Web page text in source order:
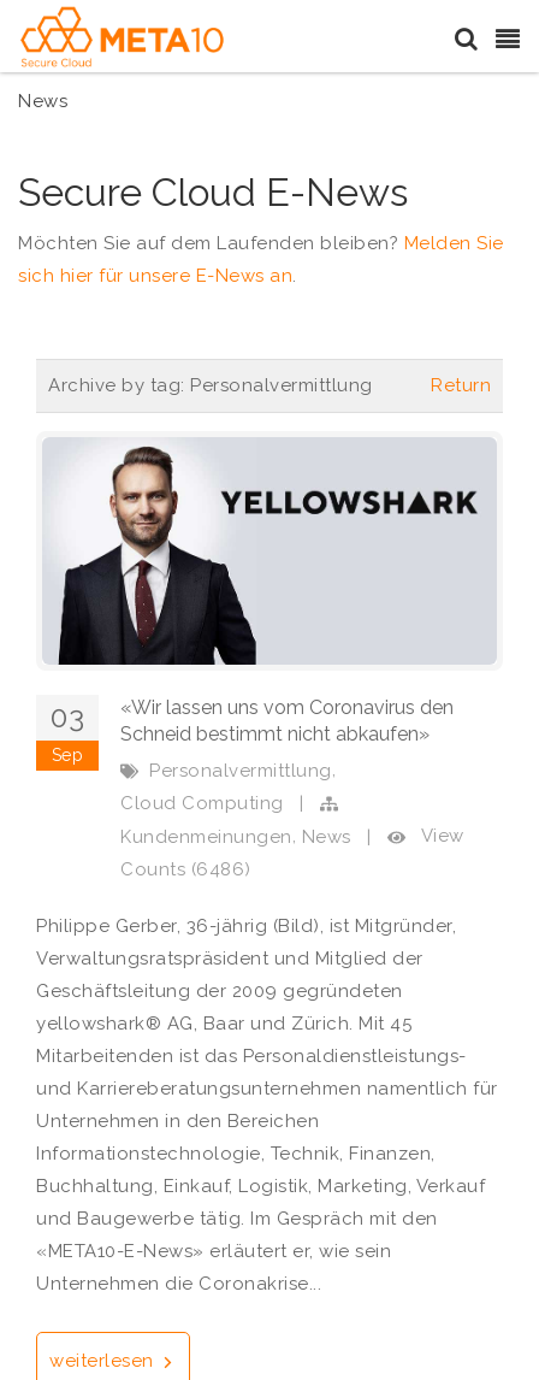
News
Secure Cloud E-News
Möchten Sie auf dem Laufenden bleiben? Melden Sie
sich hier für unsere E-News an.
Archive by tag: Personalvermittlung Return
03
Sep
«Wir lassen uns vom Coronavirus den
Schneid bestimmt nicht abkaufen»
Personalvermittlung,
Cloud Computing
Kundenmeinungen, News |
View
Counts (6486)
Philippe Gerber, 36-jährig (Bild), ist Mitgründer,
Verwaltungsratspräsident und Mitglied der
Geschäftsleitung der 2009 gegründeten
yellowshark® AG, Baar und Zürich. Mit 45
Mitarbeitenden ist das Personaldienstleistungs-
und Karriereberatungsunternehmen namentlich für
Unternehmen in den Bereichen
Informationstechnologie, Technik, Finanzen,
Buchhaltung, Einkauf, Logistik, Marketing, Verkauf
und Baugewerbe tätig. Im Gespräch mit den
«META10-E-News» erläutert er, wie sein
Unternehmen die Coronakrise...
weiterlesen